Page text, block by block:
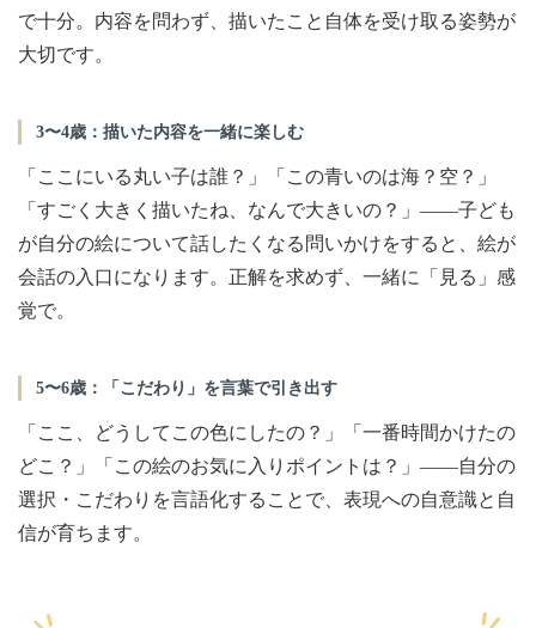
で十分。内容を問わず、描いたこと自体を受け取る姿勢が
大切です。
3〜4歳：描いた内容を一緒に楽しむ
「ここにいる丸い子は誰？」「この青いのは海？空？」
「すごく大きく描いたね、なんで大きいの？」——子ども
が自分の絵について話したくなる問いかけをすると、絵が
会話の入口になります。正解を求めず、一緒に「見る」感
覚で。
5〜6歳：「こだわり」を言葉で引き出す
「ここ、どうしてこの色にしたの？」「一番時間かけたの
どこ？」「この絵のお気に入りポイントは？」——自分の
選択・こだわりを言語化することで、表現への自意識と自
信が育ちます。